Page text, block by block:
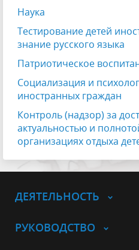
Наука
Тестирование детей
знание русского языка
Патриотическое
Социализация и
иностранных граждан
Контроль (надзор) за
актуальностью и
организациях отдыха
ДЕЯТЕЛЬНОСТЬ
РУКОВОДСТВО